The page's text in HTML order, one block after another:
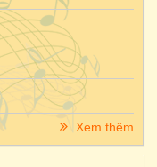
Xem thêm